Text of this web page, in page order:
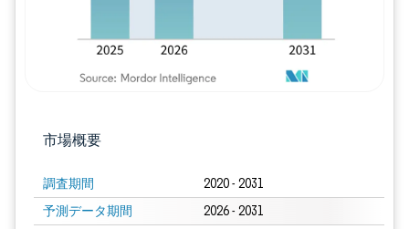
市場概要
調査期間 2020 - 2031
予測データ期間 2026 - 2031